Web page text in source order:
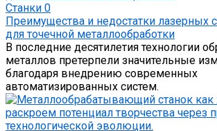
Станки 0
Преимущества и недостатки лазерных
для точечной металлообработки
В последние десятилетия технологии
металлов претерпели значительные
благодаря внедрению современных
автоматизированных систем.